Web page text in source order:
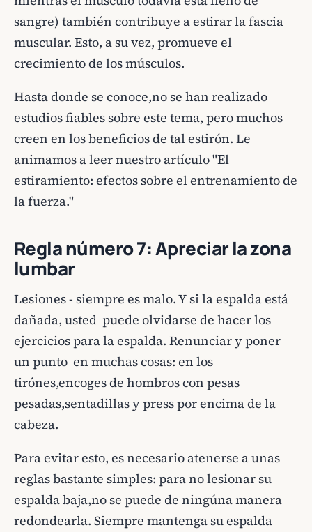
sangre) también contribuye a estirar la fascia
muscular. Esto, a su vez, promueve el
crecimiento de los músculos.
Hasta donde se conoce,no se han realizado
estudios fiables sobre este tema, pero muchos
creen en los beneficios de tal estirón. Le
animamos a leer nuestro artículo "El
estiramiento: efectos sobre el entrenamiento de
la fuerza."
Regla número 7: Apreciar la zona
lumbar
Lesiones - siempre es malo. Y si la espalda está
dañada, usted puede olvidarse de hacer los
ejercicios para la espalda. Renunciar y poner
un punto en muchas cosas: en los
tirónes,encoges de hombros con pesas
pesadas,sentadillas y press por encima de la
cabeza.
Para evitar esto, es necesario atenerse a unas
reglas bastante simples: para no lesionar su
espalda baja,no se puede de ningúna manera
redondearla. Siempre mantenga su espalda